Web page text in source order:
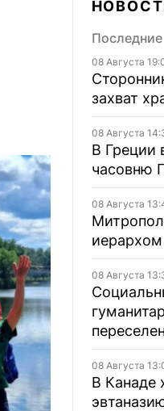
Последние
08 Августа
захват
08 Августа
В Греции
часовню
08 Августа
08 Августа
08 Августа
В Канаде